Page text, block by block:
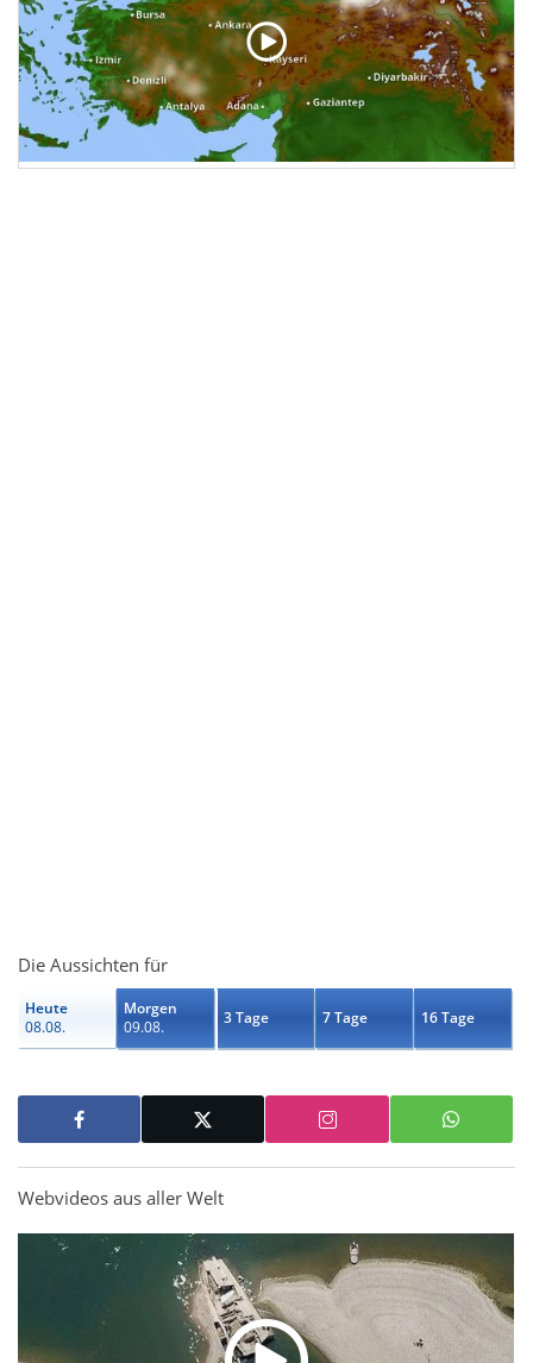
Die Aussichten für
Heute
08.08.
Morgen
09.08.
3 Tage 7 Tage 16 Tage
Webvideos aus aller Welt